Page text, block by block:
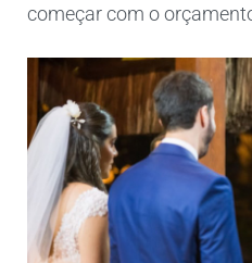
começar com o